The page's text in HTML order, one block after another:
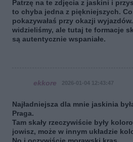
Patrzę na te zdjęcia z jaskini i
to chyba jedna z piękniejszych.
pokazywałaś przy okazji
widzieliśmy, ale tutaj te formacje
są autentycznie wspaniałe.
ekkore 2026-01-04 12:43:47
Najładniejsza dla mnie jaskinia
Praga.
Tam skały rzeczywiście były
jowisz, może w innym układzie